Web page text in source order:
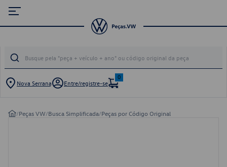
Nova Serrana Entre/registre-se
0
/Peças VW/Busca Simplificada/Peças por Código Original